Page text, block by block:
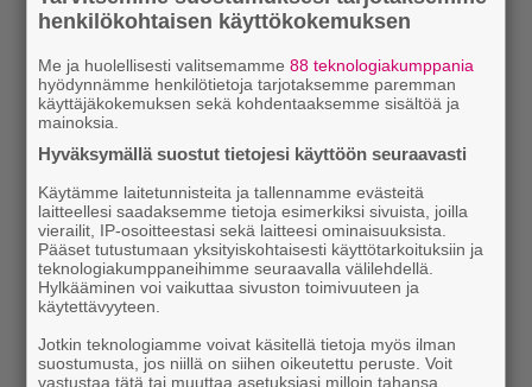
Lue myös:
Tilaa Soundin uutiskirje ja tiedät mistä
kahvitauolla puhutaan! Nappaa ajankohtaiset musiikin
uutiset ja puheenaiheet suoraan sähköpostiin tästä.
henkilökohtaisen käyttökokemuksen
Me ja huolellisesti valitsemamme88 teknologiakumppania
hyödynnämme henkilötietoja tarjotaksemme paremman
käyttäjäkokemuksen sekä kohdentaaksemme sisältöä ja
mainoksia.
Hyväksymällä suostut tietojesi käyttöön seuraavasti
Käytämme laitetunnisteita ja tallennamme evästeitä
laitteellesi saadaksemme tietoja esimerkiksi sivuista, joilla
vierailit, IP-osoitteestasi sekä laitteesi ominaisuuksista.
Pääset tutustumaan yksityiskohtaisesti käyttötarkoituksiin ja
teknologiakumppaneihimme seuraavalla välilehdellä.
Hylkääminen voi vaikuttaa sivuston toimivuuteen ja
käytettävyyteen.
Jotkin teknologiamme voivat käsitellä tietoja myös ilman
suostumusta, jos niillä on siihen oikeutettu peruste. Voit
vastustaa tätä tai muuttaa asetuksiasi milloin tahansa